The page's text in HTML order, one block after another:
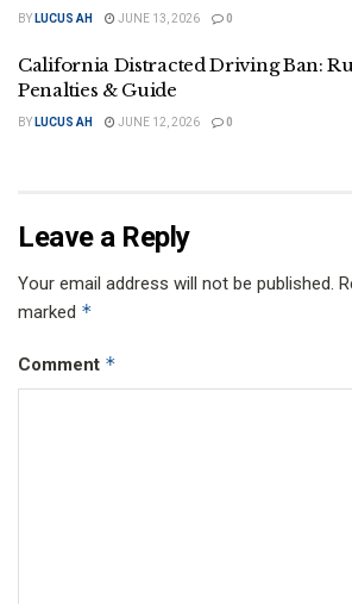
BY LUCUS AH JUNE 13, 2026 0
California Distracted Driving Ban:
Penalties & Guide
BY LUCUS AH JUNE 12, 2026 0
Leave a Reply
Your email address will not be published.
marked *
Comment *